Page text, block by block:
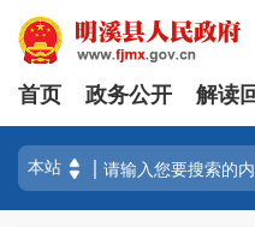
首页 政务公开 解读